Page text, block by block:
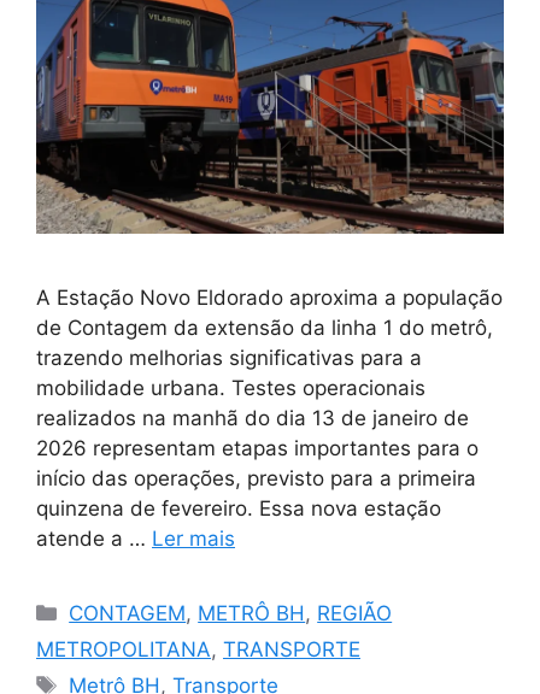
A Estação Novo Eldorado aproxima a população
de Contagem da extensão da linha 1 do metrô,
trazendo melhorias significativas para a
mobilidade urbana. Testes operacionais
realizados na manhã do dia 13 de janeiro de
2026 representam etapas importantes para o
início das operações, previsto para a primeira
quinzena de fevereiro. Essa nova estação
atende a … Ler mais
Categorias
CONTAGEM, METRÔ BH , REGIÃO
METROPOLITANA, TRANSPORTE
Tags
Metrô BH ,Transporte